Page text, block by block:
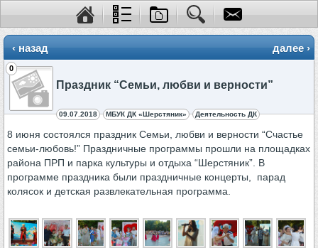
‹ назад далее ›
0
Праздник “Семьи, любви и верности”
09.07.2018 МБУК ДК «Шерстяник» Деятельность ДК
8 июня состоялся праздник Семьи, любви и верности “Счастье
семьи-любовь!” Праздничные программы прошли на площадках
района ПРП и парка культуры и отдыха “Шерстяник”. В
программе праздника были праздничные концерты, парад
колясок и детская развлекательная программа.